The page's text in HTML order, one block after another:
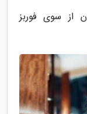
از سوی فوربز